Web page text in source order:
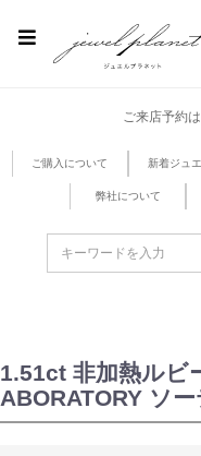
ご来店予約
ご購入について 新着ジュ
弊社について
1.51ct 非加熱ルビ
ABORATORY ソ